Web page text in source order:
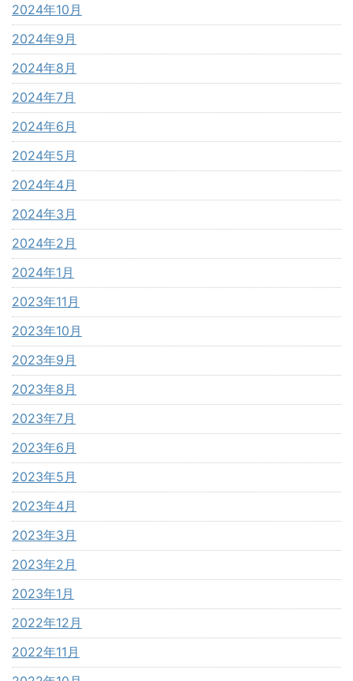
2024年10月
2024年9月
2024年8月
2024年7月
2024年6月
2024年5月
2024年4月
2024年3月
2024年2月
2024年1月
2023年11月
2023年10月
2023年9月
2023年8月
2023年7月
2023年6月
2023年5月
2023年4月
2023年3月
2023年2月
2023年1月
2022年12月
2022年11月